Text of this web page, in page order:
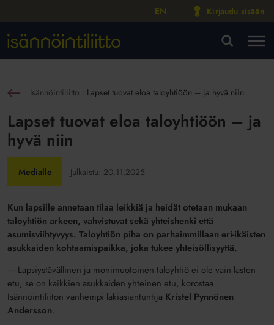
EN Kirjaudu sisään
Isännöintiliitto : Lapset tuovat eloa taloyhtiöön – ja hyvä niin
Lapset tuovat eloa taloyhtiöön – ja
hyvä niin
Medialle Julkaistu: 20.11.2025
Kun lapsille annetaan tilaa leikkiä ja heidät otetaan mukaan
taloyhtiön arkeen, vahvistuvat sekä yhteishenki että
asumisviihtyvyys. Taloyhtiön piha on parhaimmillaan eri-ikäisten
asukkaiden kohtaamispaikka, joka tukee yhteisöllisyyttä.
— Lapsiystävällinen ja monimuotoinen taloyhtiö ei ole vain lasten
etu, se on kaikkien asukkaiden yhteinen etu, korostaa
Isännöintiliiton vanhempi lakiasiantuntija Kristel Pynnönen
Andersson.